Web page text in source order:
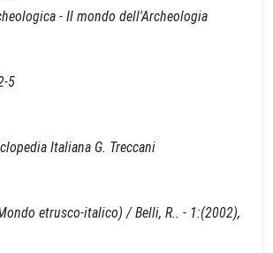
- Il mondo dell'Archeologia
5
Italiana G. Treccani
etrusco-italico) / Belli, R.. - 1:(2002),